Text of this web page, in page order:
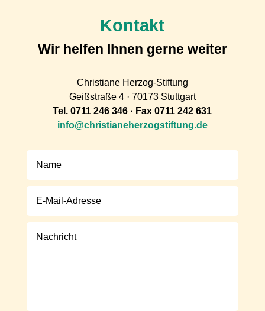
Kontakt
Wir helfen Ihnen gerne weiter
Christiane Herzog-Stiftung
Geißstraße 4 · 70173 Stuttgart
Tel. 0711 246 346 · Fax 0711 242 631
info@christianeherzogstiftung.de